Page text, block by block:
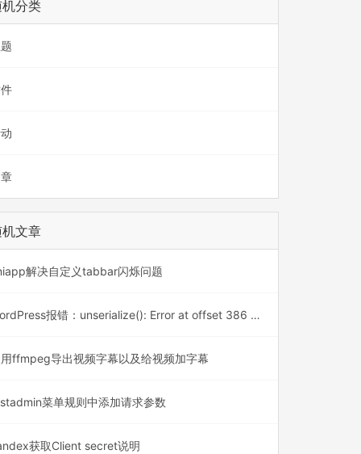
分类
文章
解决自定义tabbar闪烁问题
WordPress报错：unserialize(): Error at offset 386 of 1110 bytes
ffmpeg导出视频字幕以及给视频加字幕
菜单规则中添加请求参数
获取Client secret说明